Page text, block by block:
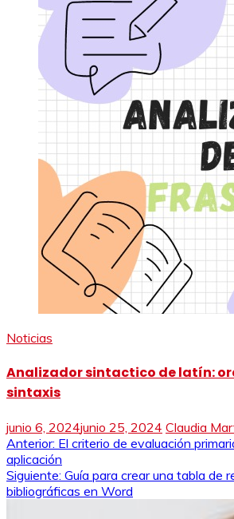
Noticias
Analizador sintactico de latín:
sintaxis
junio 6, 2024junio 25, 2024 Claudia
Navegación
de
entradas
Anterior: El criterio de evaluación
aplicación
Siguiente: Guía para crear una tabla de
bibliográficas en Word